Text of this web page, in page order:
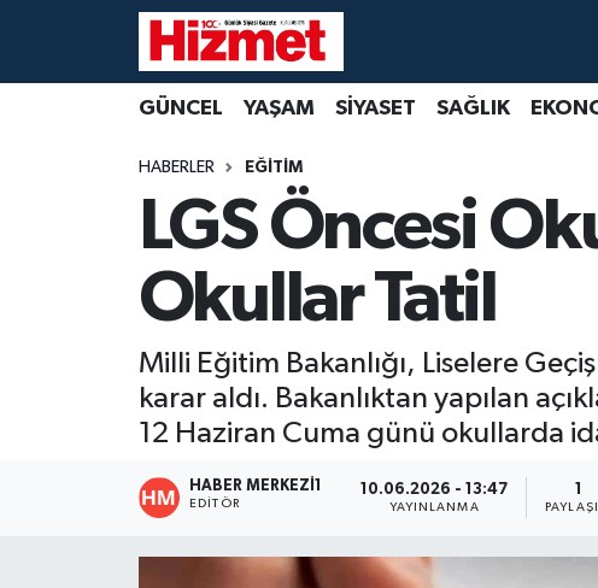
GÜNCEL YAŞAM SİYASET SAĞLIK
HABERLER EĞİTİM
LGS Öncesi
Okullar Tatil
Milli Eğitim Bakanlığı, Liselere
karar aldı. Bakanlıktan yapılan
12 Haziran Cuma günü okullarda
HABER MERKEZI1
EDITÖR
10.06.2026 - 13:47
YAYINLANMA
1
KÜLTÜR SANAT
MAGAZİN
Denizli Nöbetçi Eczaneler
Denizli Hava Durumu
Denizli Trafik Yoğunluk Haritası
Süper Lig Puan Durumu ve Fikstür
Son Dakika Haberleri